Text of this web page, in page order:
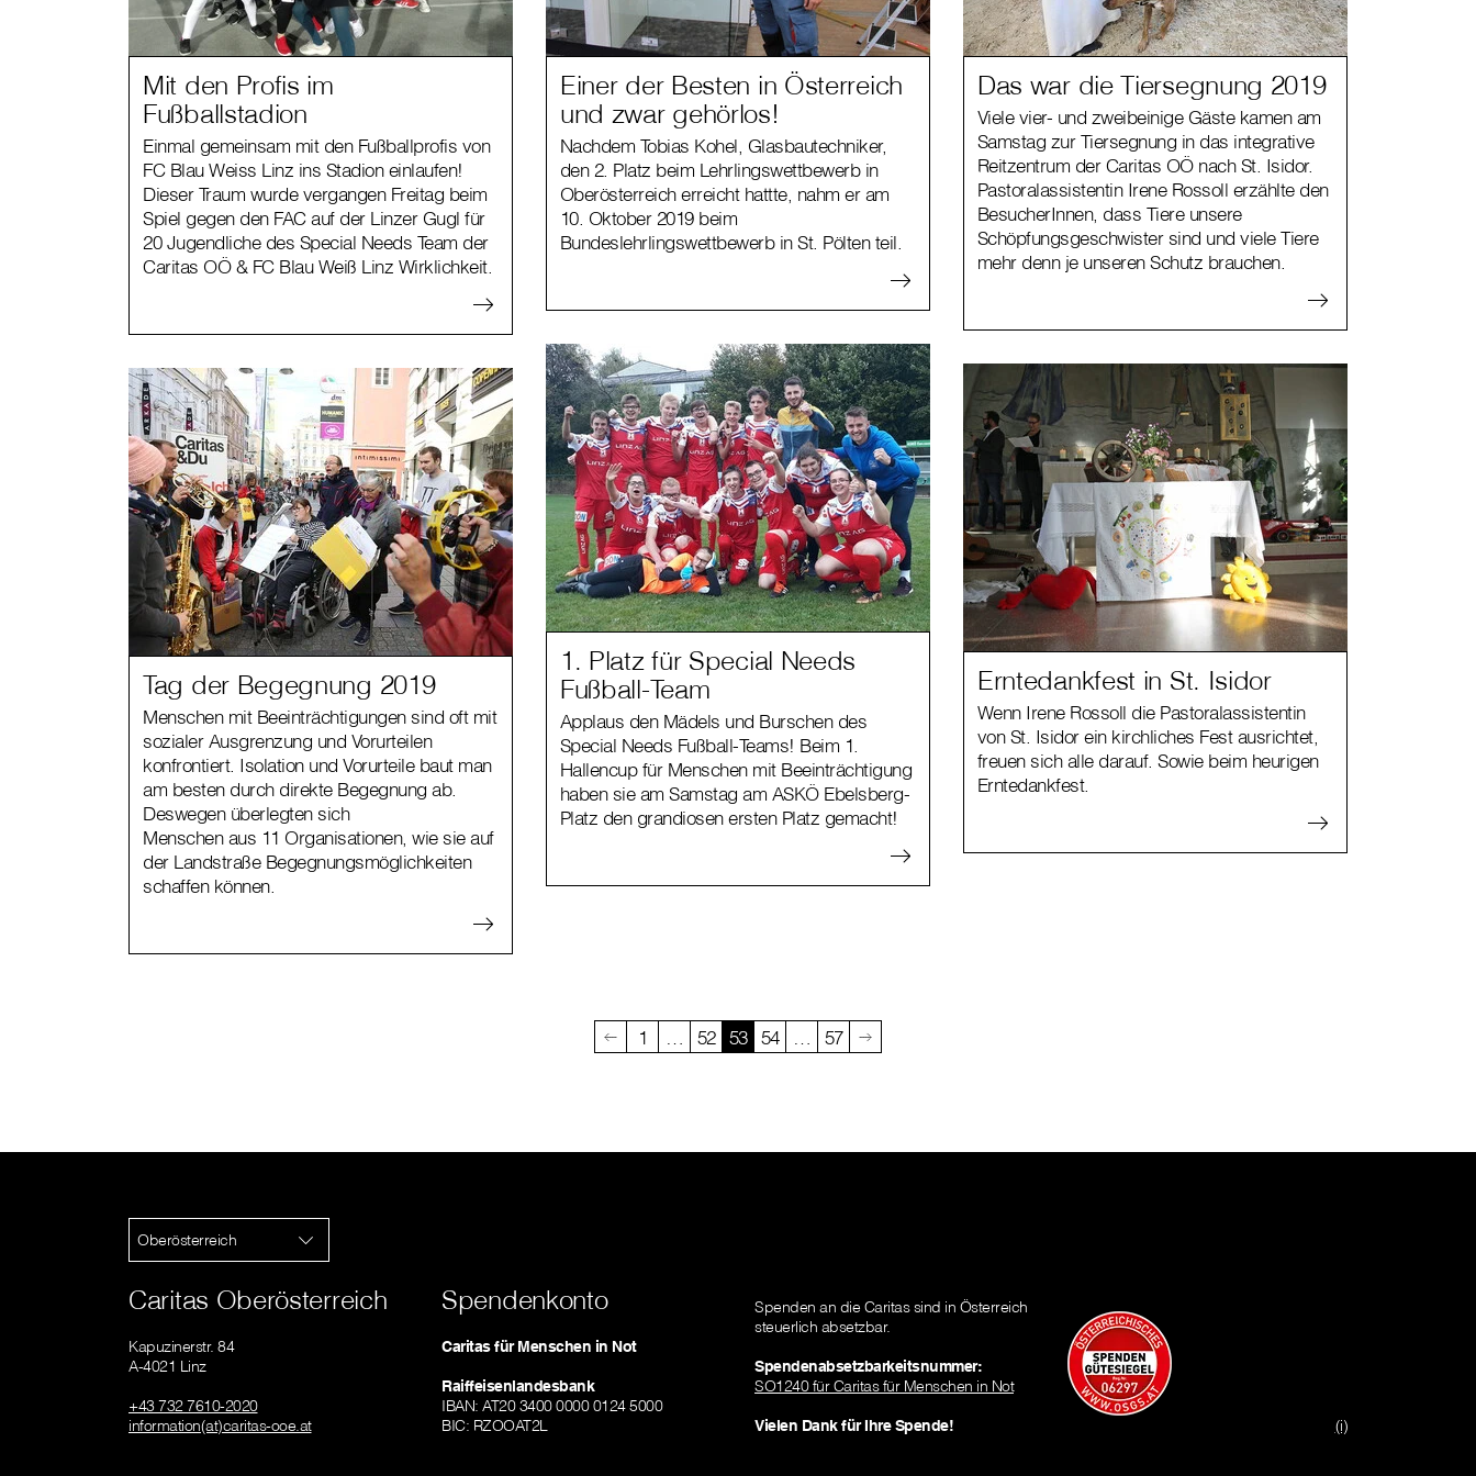
Mit den Profis im
Fußballstadion
Einmal gemeinsam mit den Fußballprofis von
FC Blau Weiss Linz ins Stadion einlaufen!
Dieser Traum wurde vergangen Freitag beim
Spiel gegen den FAC auf der Linzer Gugl für
20 Jugendliche des Special Needs Team der
Caritas OÖ & FC Blau Weiß Linz Wirklichkeit.
Einer der Besten in Österreich
und zwar gehörlos!
Nachdem Tobias Kohel, Glasbautechniker,
den 2. Platz beim Lehrlingswettbewerb in
Oberösterreich erreicht hattte, nahm er am
10. Oktober 2019 beim
Bundeslehrlingswettbewerb in St. Pölten teil.
Das war die Tiersegnung 2019
Viele vier- und zweibeinige Gäste kamen am
Samstag zur Tiersegnung in das integrative
Reitzentrum der Caritas OÖ nach St. Isidor.
Pastoralassistentin Irene Rossoll erzählte den
BesucherInnen, dass Tiere unsere
Schöpfungsgeschwister sind und viele Tiere
mehr denn je unseren Schutz brauchen.
Tag der Begegnung 2019
Menschen mit Beeinträchtigungen sind oft mit
sozialer Ausgrenzung und Vorurteilen
konfrontiert. Isolation und Vorurteile baut man
am besten durch direkte Begegnung ab.
Deswegen überlegten sich
Menschen aus 11 Organisationen, wie sie auf
der Landstraße Begegnungsmöglichkeiten
schaffen können.
1. Platz für Special Needs
Fußball-Team
Applaus den Mädels und Burschen des
Special Needs Fußball-Teams! Beim 1.
Hallencup für Menschen mit Beeinträchtigung
haben sie am Samstag am ASKÖ Ebelsberg-
Platz den grandiosen ersten Platz gemacht!
Erntedankfest in St. Isidor
Wenn Irene Rossoll die Pastoralassistentin
von St. Isidor ein kirchliches Fest ausrichtet,
freuen sich alle darauf. Sowie beim heurigen
Erntedankfest.
1 52 53 54 57
Oberösterreich
Caritas Oberösterreich
Kapuzinerstr. 84
A-4021 Linz
+43 732 7610-2020
information(at)caritas-ooe.at
Spendenkonto
Caritas für Menschen in Not
Raiffeisenlandesbank
IBAN: AT20 3400 0000 0124 5000
BIC: RZOOAT2L
Spenden an die Caritas sind in Österreich
steuerlich absetzbar.
Spendenabsetzbarkeitsnummer:
SO1240 für Caritas für Menschen in Not
Vielen Dank für Ihre Spende!
(i)